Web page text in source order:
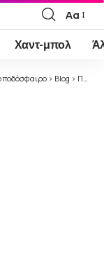
Font
Resizer
Αα
Χαντ-μπολ
ποδόσφαιρο > Blog > Ποδόσφαιρο